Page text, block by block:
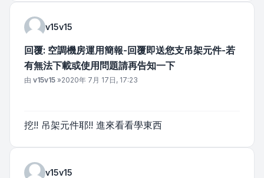
v15v15
回覆: 空調機房運用簡報-回覆即送您支吊架元件-若
有無法下載或使用問題請再告知一下
文章
由 v15v15 »2020年 7月 17日, 17:23
挖!! 吊架元件耶!! 進來看看學東西
v15v15